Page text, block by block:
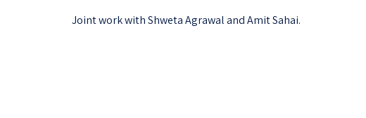
Joint work with Shweta Agrawal and Amit Sahai.